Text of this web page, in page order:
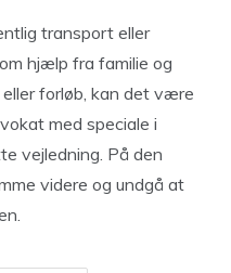
transport eller
hjælp fra familie og
forløb, kan det være
med speciale i
vejledning. På den
videre og undgå at